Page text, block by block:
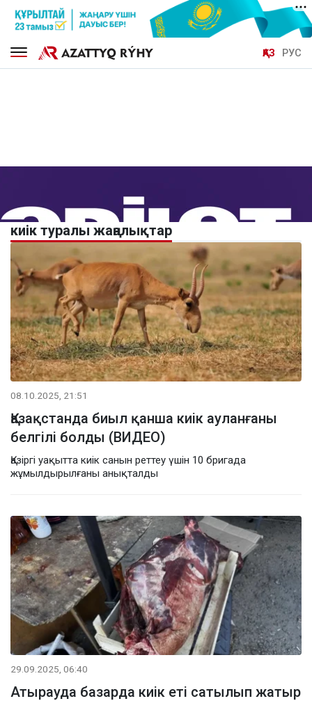
ҚАЗ РУС
киік туралы жаңалықтар
08.10.2025, 21:51
Қазақстанда биыл қанша киік ауланғаны
белгілі болды (ВИДЕО)
Қазіргі уақытта киік санын реттеу үшін 10 бригада
жұмылдырылғаны анықталды
29.09.2025, 06:40
Атырауда базарда киік еті сатылып жатыр